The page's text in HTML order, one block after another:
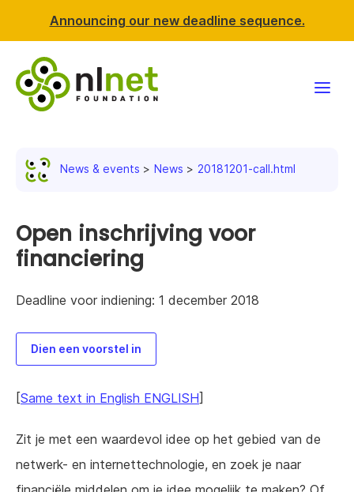
Announcing our new deadline sequence.
News & events
Resources
Support NLnet
News & events News 20181201-call.html
Open inschrijving voor
financiering
Deadline voor indiening: 1 december 2018
Dien een voorstel in
[Same text in English ENGLISH]
Zit je met een waardevol idee op het gebied van de
netwerk- en internettechnologie, en zoek je naar